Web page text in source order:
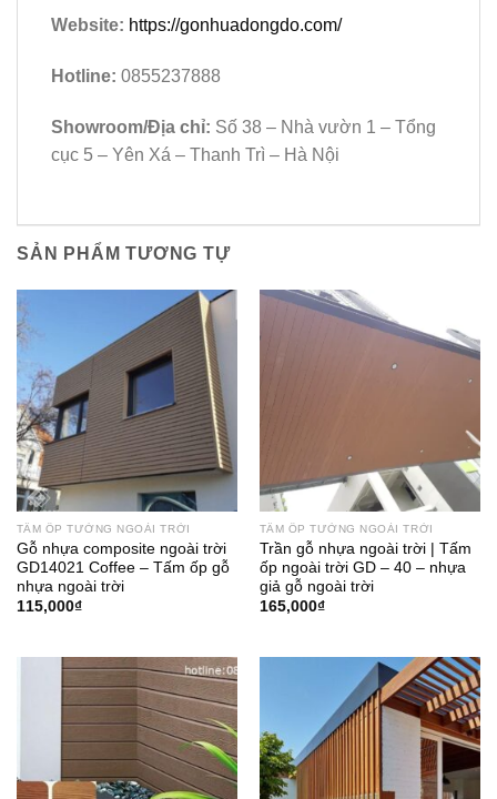
Website: https://gonhuadongdo.com/
Hotline: 0855237888
Showroom/Địa chỉ: Số 38 – Nhà vườn 1 – Tổng
cục 5 – Yên Xá – Thanh Trì – Hà Nội
SẢN PHẨM TƯƠNG TỰ
TẤM ỐP TƯỜNG NGOÀI TRỜI
Gỗ nhựa composite ngoài trời
GD14021 Coffee – Tấm ốp gỗ
nhựa ngoài trời
115,000₫
TẤM ỐP TƯỜNG NGOÀI TRỜI
Trần gỗ nhựa ngoài trời | Tấm
ốp ngoài trời GD – 40 – nhựa
giả gỗ ngoài trời
165,000₫